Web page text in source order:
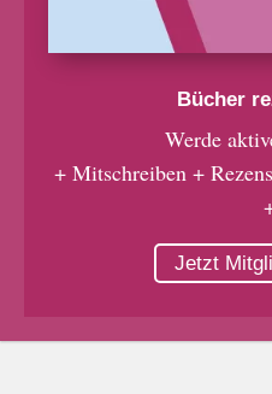
Bücher
Werde
+ Mitschreiben +
Jetzt